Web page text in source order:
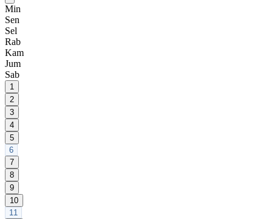
Min
Sen
Sel
Rab
Kam
Jum
Sab
1
2
3
4
5
6
7
8
9
10
11